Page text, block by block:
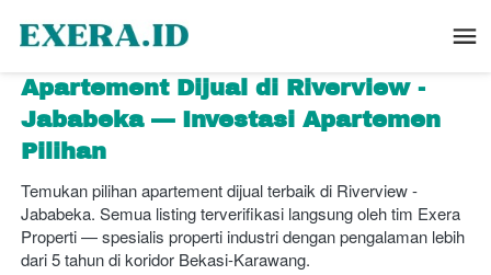
Apartement Dijual di Riverview -
Jababeka — Investasi Apartemen
Pilihan
Temukan pilihan apartement dijual terbaik di Riverview -
Jababeka. Semua listing terverifikasi langsung oleh tim Exera
Properti — spesialis properti industri dengan pengalaman lebih
dari 5 tahun di koridor Bekasi-Karawang.